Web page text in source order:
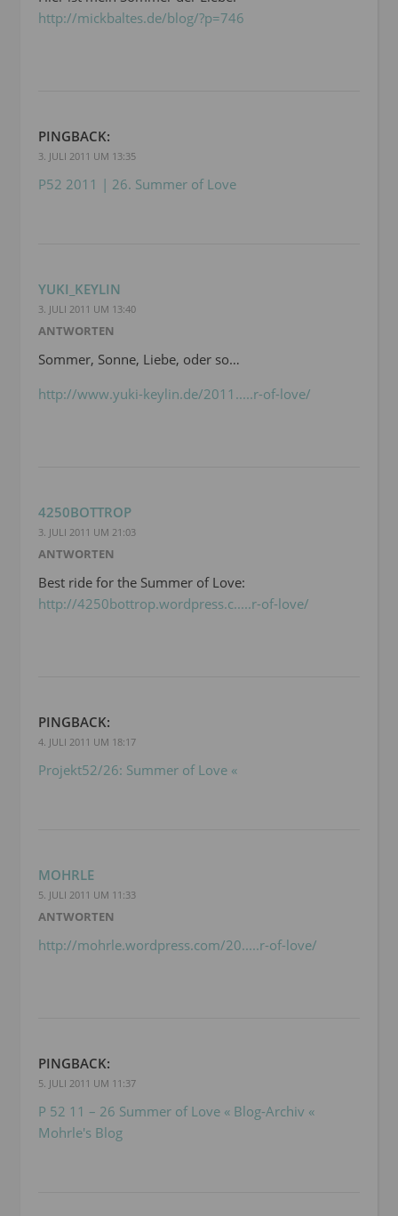
http://mickbaltes.de/blog/?p=746
PINGBACK:
3. JULI 2011 UM 13:35
P52 2011 | 26. Summer of Love
YUKI_KEYLIN
3. JULI 2011 UM 13:40
ANTWORTEN
Sommer, Sonne, Liebe, oder so…
http://www.yuki-keylin.de/2011.....r-of-love/
4250BOTTROP
3. JULI 2011 UM 21:03
ANTWORTEN
Best ride for the Summer of Love:
http://4250bottrop.wordpress.c.....r-of-love/
PINGBACK:
4. JULI 2011 UM 18:17
Projekt52/26: Summer of Love «
MOHRLE
5. JULI 2011 UM 11:33
ANTWORTEN
http://mohrle.wordpress.com/20.....r-of-love/
PINGBACK:
5. JULI 2011 UM 11:37
P 52 11 – 26 Summer of Love « Blog-Archiv «
Mohrle's Blog